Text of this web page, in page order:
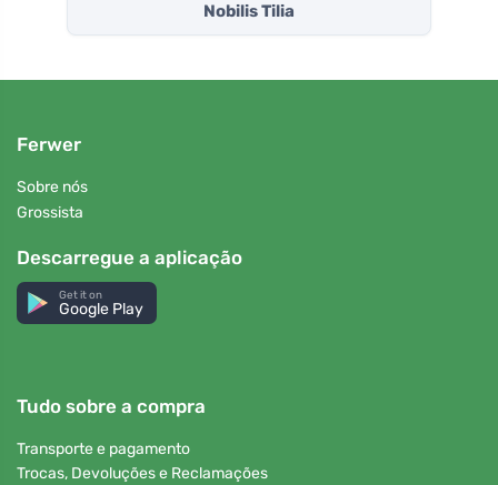
Nobilis Tilia
Ferwer
Sobre nós
Grossista
Descarregue a aplicação
Get it on
Google Play
Tudo sobre a compra
Transporte e pagamento
Trocas, Devoluções e Reclamações